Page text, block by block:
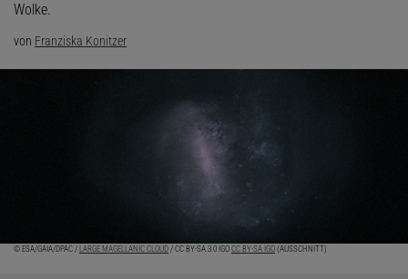
Wolke.
von Franziska Konitzer
© ESA/GAIA/DPAC / LARGE MAGELLANIC CLOUD / CC BY-SA 3.0 IGO CC BY-SA IGO (AUSSCHNITT)